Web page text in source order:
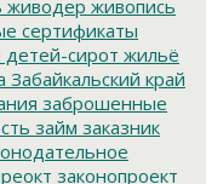
живодер живопись
сертификаты
сирот жильё
Забайкальский край
заброшенные
займ заказник
законопроект